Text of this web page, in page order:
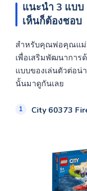
แนะนำ 3 แบบ
เห็นก็ต้องชอบ
สำหรับคุณพ่อคุณแม่
เพื่อเสริมพัฒนาการ
แบบของเล่นตัวต่อน่
นั้นมาดูกันเลย
City 60373